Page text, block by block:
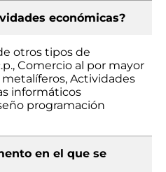
económicas?
otros tipos de
Comercio al por mayor
Actividades
informáticos
programación
en el que se